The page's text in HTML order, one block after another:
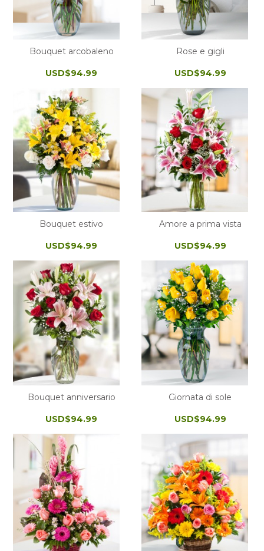
Bouquet arcobaleno
USD$94.99
Rose e gigli
USD$94.99
Bouquet estivo
USD$94.99
Amore a prima vista
USD$94.99
Bouquet anniversario
USD$94.99
Giornata di sole
USD$94.99